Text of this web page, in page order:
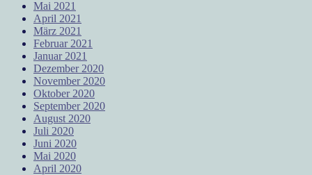
Mai 2021
April 2021
März 2021
Februar 2021
Januar 2021
Dezember 2020
November 2020
Oktober 2020
September 2020
August 2020
Juli 2020
Juni 2020
Mai 2020
April 2020